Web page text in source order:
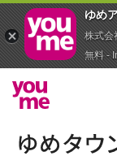
ゆめ
株式会
無料 -